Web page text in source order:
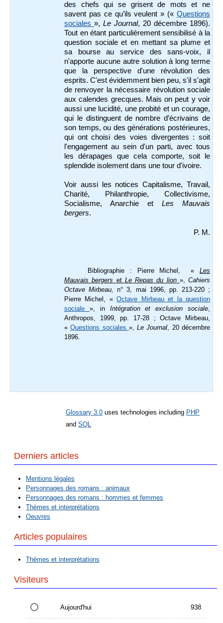
des chefs qui se grisent de mots et ne
savent pas ce qu’ils veulent » (« Questions
sociales », Le Journal, 20 décembre 1896).
Tout en étant particulièrement sensibilisé à la
question sociale et en mettant sa plume et
sa bourse au service des sans-voix, il
n'apporte aucune autre solution à long terme
que la perspective d'une révolution des
esprits. C'est évidemment bien peu, s'il s'agit
de renvoyer la nécessaire révolution sociale
aux calendes grecques. Mais on peut y voir
aussi une lucidité, une probité et un courage,
qui le distinguent de nombre d’écrivains de
son temps, ou des générations postérieures,
qui ont choisi des voies divergentes : soit
l'engagement au sein d'un parti, avec tous
les dérapages que cela comporte, soit le
splendide isolement dans une tour d'ivoire.
Voir aussi les notices Capitalisme, Travail,
Charité, Philanthropie, Collectivisme,
Socialisme, Anarchie et Les Mauvais
bergers.
P. M.
Bibliographie : Pierre Michel, «Les
Mauvais bergers et Le Repas du lion », Cahiers
Octave Mirbeau,
n° 3, mai 1996, pp. 213-220 ;
Pierre Michel, «Octave Mirbeau et la question
sociale », in Intégration et exclusion sociale
Anthropos, 1999, pp. 17-28 ; Octave Mirbeau,
«Questions sociales »,Le Journal , 20 décembre
1896.
Glossary 3.0 uses technologies including PHP
and SQL
Derniers articles
Mentions légales
Personnages des romans : animaux
Personnages des romans : hommes et femmes
Thèmes et interprétations
Oeuvres
Articles populaires
Thèmes et interprétations
Visiteurs
Aujourd'hui 938